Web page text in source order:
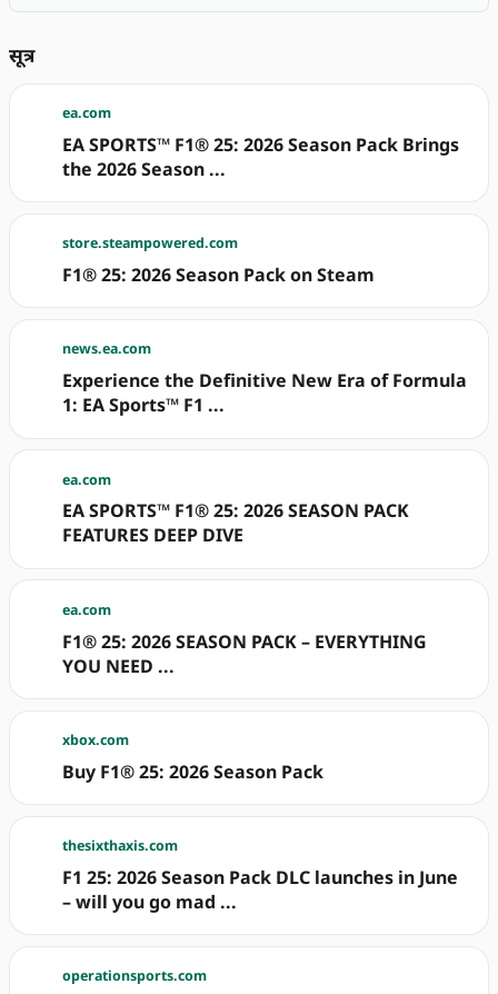
सूत्र
ea.com
EA SPORTS™ F1® 25: 2026 Season Pack Brings
the 2026 Season ...
store.steampowered.com
F1® 25: 2026 Season Pack on Steam
news.ea.com
Experience the Definitive New Era of Formula
1: EA Sports™ F1 ...
ea.com
EA SPORTS™ F1® 25: 2026 SEASON PACK
FEATURES DEEP DIVE
ea.com
F1® 25: 2026 SEASON PACK – EVERYTHING
YOU NEED ...
xbox.com
Buy F1® 25: 2026 Season Pack
thesixthaxis.com
F1 25: 2026 Season Pack DLC launches in June
– will you go mad ...
operationsports.com